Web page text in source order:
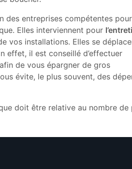
des entreprises compétentes
Elles interviennent pour
vos installations. Elles se
effet, il est conseillé d’effectuer
de vous épargner de gros
évite, le plus souvent, des
doit être relative au nombre de